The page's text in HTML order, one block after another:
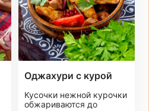
Оджахури с курой
Кусочки нежной курочки
обжариваются до